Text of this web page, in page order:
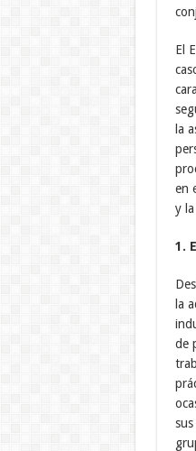
El
la
en
y
1.
la
de